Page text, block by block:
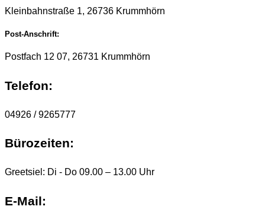
Kleinbahnstraße 1, 26736 Krummhörn
Post-Anschrift:
Postfach 12 07, 26731 Krummhörn
Telefon:
04926 / 9265777
Bürozeiten:
Greetsiel: Di - Do 09.00 – 13.00 Uhr
E-Mail: